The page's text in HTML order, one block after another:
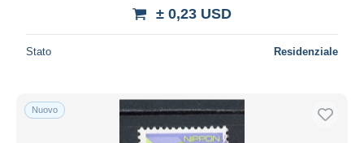
± 0,23 USD
Stato Residenziale
Nuovo